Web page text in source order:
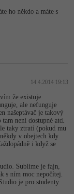
ho někdo a máte s
14.4.2014 19:13
že existuje
ale nefunguje
našeptávač je takový
není dostupné atd.
taky ztratí (pokud mu
v obejtech kdy
i když se
Sublime je fajn,
s ním moc nepočítej.
je pro studenty